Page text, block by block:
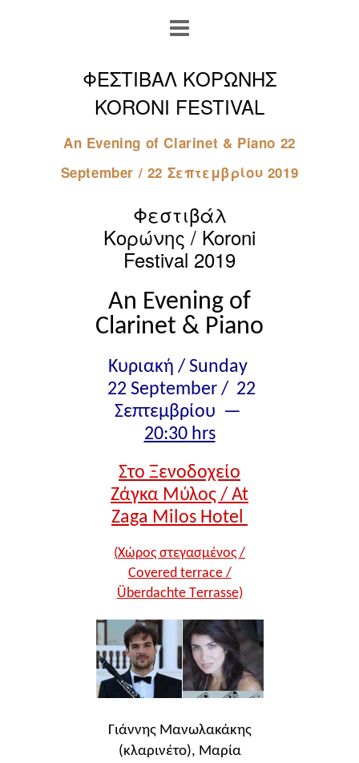
ΦΕΣΤΙΒΑΛ ΚΟΡΩΝΗΣ
KORONI FESTIVAL
An Evening of Clarinet & Piano 22
September / 22 Σεπτεμβρίου 2019
Φεστιβάλ
Κορώνης / Koroni
Festival 2019
An Evening of
Clarinet & Piano
Κυριακή / Sunday
22 September / 22
Σεπτεμβρίου —
20:30 hrs
Στο Ξενοδοχείο
Ζάγκα Μύλος / At
Zaga Milos Hotel
(Χώρος στεγασμένος /
Covered terrace/
Überdachte Τerrasse)
Γιάννης Μανωλακάκης
(κλαρινέτο), Μαρία